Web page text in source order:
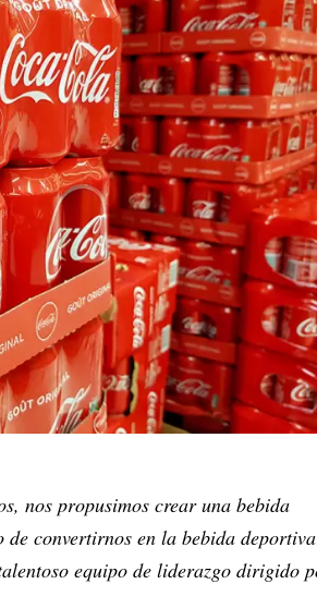
nos propusimos crear una bebida
convertirnos en la bebida deportiva
equipo de liderazgo dirigido